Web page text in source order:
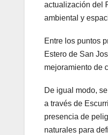
actualización del
ambiental y
Entre los puntos
Estero de San
mejoramiento de
De igual modo,
a través de
presencia de
naturales para